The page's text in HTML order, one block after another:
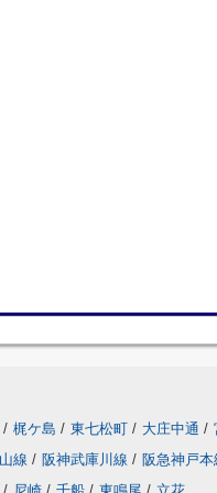
/ 梶ケ島 / 東七松町 / 大庄中通 /
線 / 阪神武庫川線 / 阪急神戸本